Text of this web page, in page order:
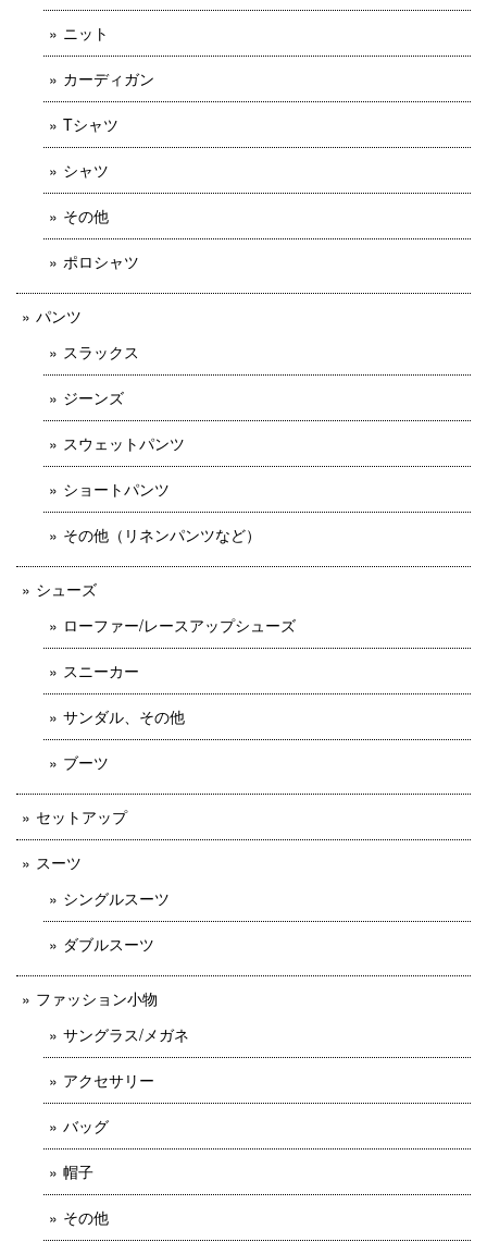
ニット
カーディガン
Tシャツ
シャツ
その他
ポロシャツ
パンツ
スラックス
ジーンズ
スウェットパンツ
ショートパンツ
その他（リネンパンツなど）
シューズ
ローファー/レースアップシューズ
スニーカー
サンダル、その他
ブーツ
セットアップ
スーツ
シングルスーツ
ダブルスーツ
ファッション小物
サングラス/メガネ
アクセサリー
バッグ
帽子
その他